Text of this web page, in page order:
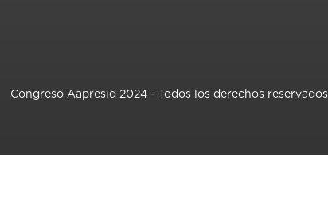
Congreso Aapresid 2024 - Todos los derechos reservados